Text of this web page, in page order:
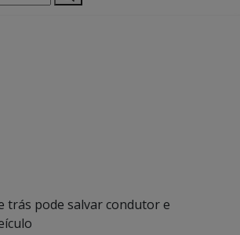
trás pode salvar condutor e